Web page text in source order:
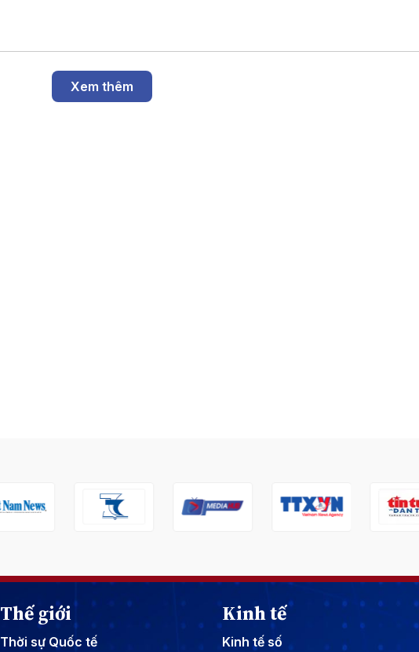
Xem thêm
Thế giới
Thời sự Quốc tế
Kinh tế
Kinh tế số